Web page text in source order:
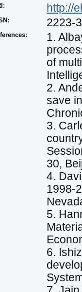
http://
2223-
1.
of
2.
save
3.
30,
4.
1998-
5.
6.